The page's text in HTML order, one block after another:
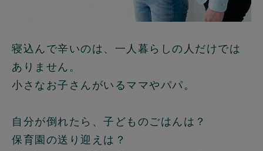
寝込んで辛いのは、一人暮らしの人だけでは
ありません。
小さなお子さんがいるママやパパ。
自分が倒れたら、子どものごはんは？
保育園の送り迎えは？